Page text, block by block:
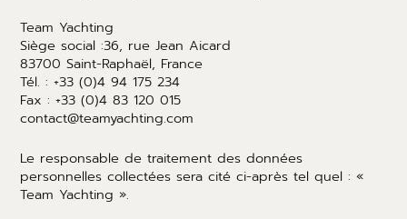
Team Yachting
Siège social :36, rue Jean Aicard
83700 Saint-Raphaël, France
Tél. : +33 (0)4 94 175 234
Fax : +33 (0)4 83 120 015
contact@teamyachting.com
Le responsable de traitement des données
personnelles collectées sera cité ci-après tel quel : «
Team Yachting ».